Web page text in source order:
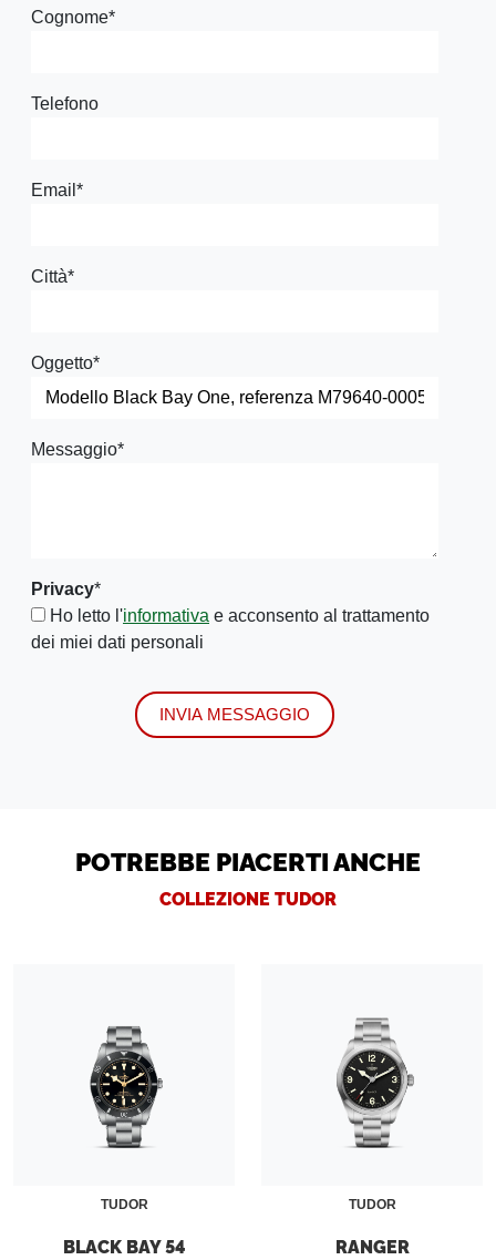
Cognome*
Telefono
Email *
Città*
Oggetto*
Messaggio*
Privacy*
Ho letto l'informativa e acconsento al trattamento
dei miei dati personali
INVIA MESSAGGIO
POTREBBE PIACERTI ANCHE
COLLEZIONE TUDOR
TUDOR
BLACK BAY 54
TUDOR
RANGER